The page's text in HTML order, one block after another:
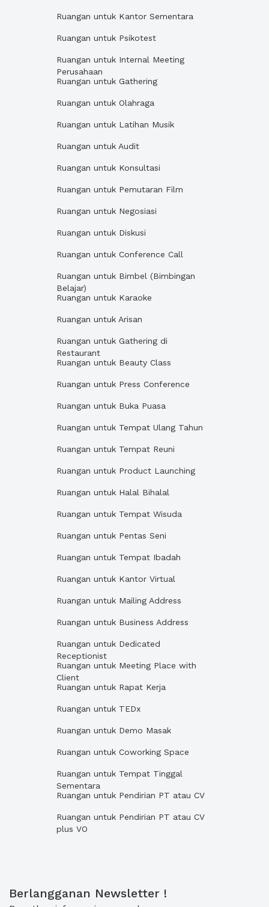
Ruangan untuk Kantor Sementara
Ruangan untuk Psikotest
Ruangan untuk Internal Meeting
Perusahaan
Ruangan untuk Gathering
Ruangan untuk Olahraga
Ruangan untuk Latihan Musik
Ruangan untuk Audit
Ruangan untuk Konsultasi
Ruangan untuk Pemutaran Film
Ruangan untuk Negosiasi
Ruangan untuk Diskusi
Ruangan untuk Conference Call
Ruangan untuk Bimbel (Bimbingan
Belajar)
Ruangan untuk Karaoke
Ruangan untuk Arisan
Ruangan untuk Gathering di
Restaurant
Ruangan untuk Beauty Class
Ruangan untuk Press Conference
Ruangan untuk Buka Puasa
Ruangan untuk Tempat Ulang Tahun
Ruangan untuk Tempat Reuni
Ruangan untuk Product Launching
Ruangan untuk Halal Bihalal
Ruangan untuk Tempat Wisuda
Ruangan untuk Pentas Seni
Ruangan untuk Tempat Ibadah
Ruangan untuk Kantor Virtual
Ruangan untuk Mailing Address
Ruangan untuk Business Address
Ruangan untuk Dedicated
Receptionist
Ruangan untuk Meeting Place with
Client
Ruangan untuk Rapat Kerja
Ruangan untuk TEDx
Ruangan untuk Demo Masak
Ruangan untuk Coworking Space
Ruangan untuk Tempat Tinggal
Sementara
Ruangan untuk Pendirian PT atau CV
Ruangan untuk Pendirian PT atau CV
plus VO
Berlangganan Newsletter !